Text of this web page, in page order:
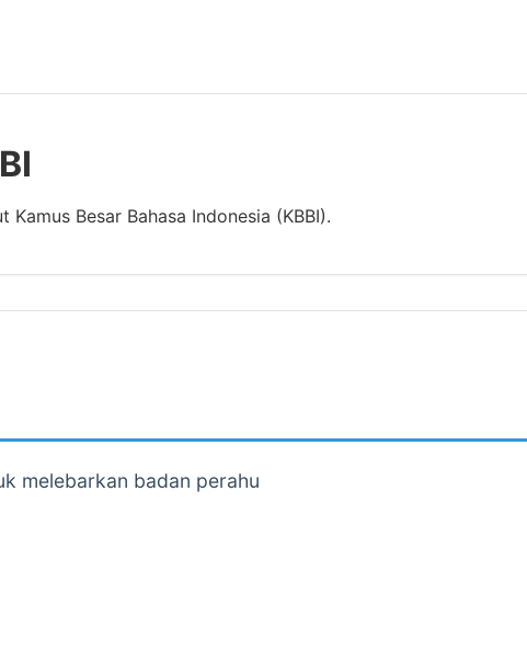
Besar Bahasa Indonesia (KBBI).
melebarkan badan perahu